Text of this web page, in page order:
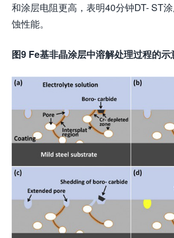
和涂层电阻更高，表明40分钟DT- ST
蚀性能。
图9 Fe基非晶涂层中溶解处理过程的示